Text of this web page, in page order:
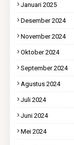
Januari 2025
Desember 2024
November 2024
Oktober 2024
September 2024
Agustus 2024
Juli 2024
Juni 2024
Mei 2024